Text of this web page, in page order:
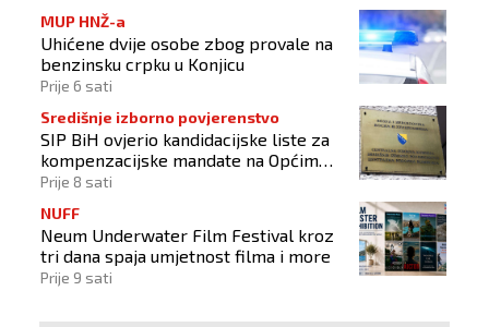
MUP HNŽ-a
Uhićene dvije osobe zbog provale na
benzinsku crpku u Konjicu
Prije 6 sati
Središnje izborno povjerenstvo
SIP BiH ovjerio kandidacijske liste za
kompenzacijske mandate na Općim
izborima 2026
Prije 8 sati
NUFF
Neum Underwater Film Festival kroz
tri dana spaja umjetnost filma i more
Prije 9 sati